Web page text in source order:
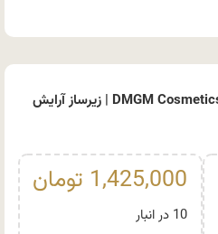
پرایمر DMGM Cosmetics Studio 3 in 1 Primer | زیرساز آرایش
1,425,000 تومان
10 در انبار